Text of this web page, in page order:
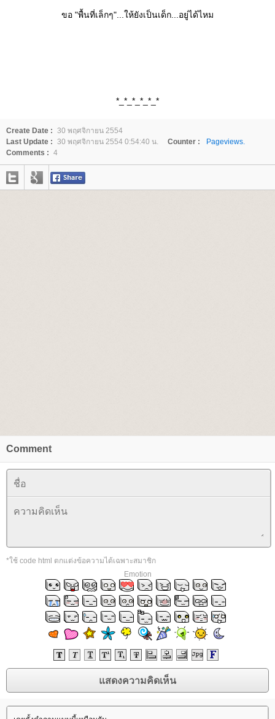
ขอ "พื้นที่เล็กๆ"...ให้ยังเป็นเด็ก...อยู่ได้ไหม
*_*_*_*_*_*
Create Date : 30 พฤศจิกายน 2554
Last Update : 30 พฤศจิกายน 2554 0:54:40 น. Counter :
Pageviews.
Comments : 4
Comment
*ใช้ code html ตกแต่งข้อความได้เฉพาะสมาชิก
Emotion